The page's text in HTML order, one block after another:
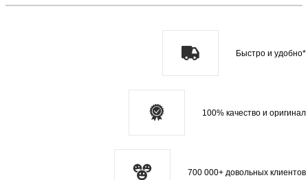
Быстро и удобно*
100% качество и оригинал
700 000+ довольных клиентов